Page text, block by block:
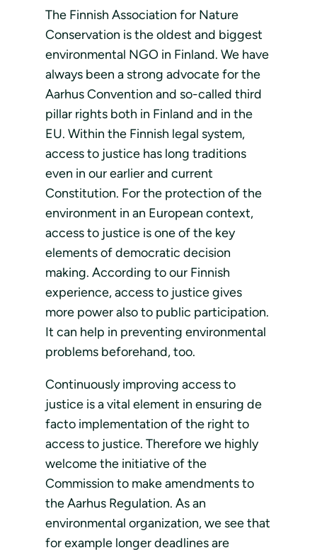
The Finnish Association for Nature
Conservation is the oldest and biggest
environmental NGO in Finland. We have
always been a strong advocate for the
Aarhus Convention and so-called third
pillar rights both in Finland and in the
EU. Within the Finnish legal system,
access to justice has long traditions
even in our earlier and current
Constitution. For the protection of the
environment in an European context,
access to justice is one of the key
elements of democratic decision
making. According to our Finnish
experience, access to justice gives
more power also to public participation.
It can help in preventing environmental
problems beforehand, too.
Continuously improving access to
justice is a vital element in ensuring de
facto implementation of the right to
access to justice. Therefore we highly
welcome the initiative of the
Commission to make amendments to
the Aarhus Regulation. As an
environmental organization, we see that
for example longer deadlines are